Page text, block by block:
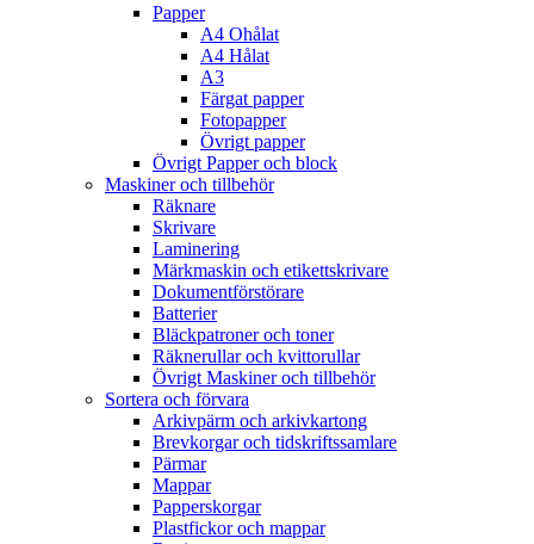
Papper
A4 Ohålat
A4 Hålat
A3
Färgat papper
Fotopapper
Övrigt papper
Övrigt Papper och block
Maskiner och tillbehör
Räknare
Skrivare
Laminering
Märkmaskin och etikettskrivare
Dokumentförstörare
Batterier
Bläckpatroner och toner
Räknerullar och kvittorullar
Övrigt Maskiner och tillbehör
Sortera och förvara
Arkivpärm och arkivkartong
Brevkorgar och tidskriftssamlare
Pärmar
Mappar
Papperskorgar
Plastfickor och mappar